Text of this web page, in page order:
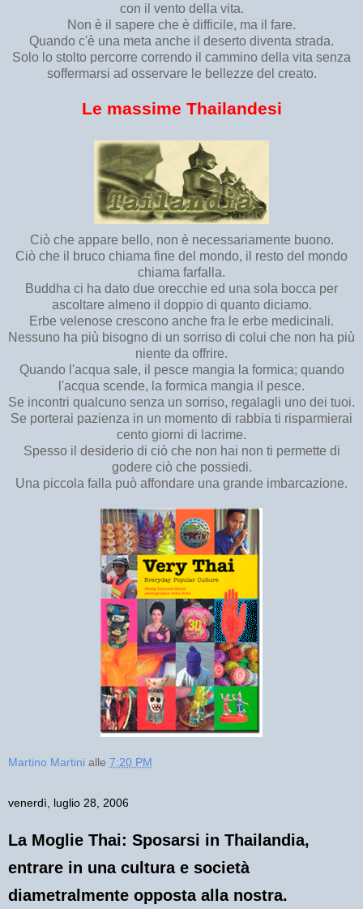
con il vento della vita.
Non è il sapere che è difficile, ma il fare.
Quando c'è una meta anche il deserto diventa strada.
Solo lo stolto percorre correndo il cammino della vita senza
soffermarsi ad osservare le bellezze del creato.
Le massime Thailandesi
Ciò che appare bello, non è necessariamente buono.
Ciò che il bruco chiama fine del mondo, il resto del mondo
chiama farfalla.
Buddha ci ha dato due orecchie ed una sola bocca per
ascoltare almeno il doppio di quanto diciamo.
Erbe velenose crescono anche fra le erbe medicinali.
Nessuno ha più bisogno di un sorriso di colui che non ha più
niente da offrire.
Quando l'acqua sale, il pesce mangia la formica; quando
l'acqua scende, la formica mangia il pesce.
Se incontri qualcuno senza un sorriso, regalagli uno dei tuoi.
Se porterai pazienza in un momento di rabbia ti risparmierai
cento giorni di lacrime.
Spesso il desiderio di ciò che non hai non ti permette di
godere ciò che possiedi.
Una piccola falla può affondare una grande imbarcazione.
Martino Martini alle 7:20 PM
venerdì, luglio 28, 2006
La Moglie Thai: Sposarsi in Thailandia,
entrare in una cultura e società
diametralmente opposta alla nostra.